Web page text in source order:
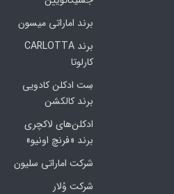
برند اماراتی میسون
برند CARLOTTA
کارلوتا
سِت ادکلن کادویی
برند کالکشن
ادکلن‌های لاکچری
برند «فرنچ اونیو»
شرکت اماراتی سلیون
شرکت وُلار